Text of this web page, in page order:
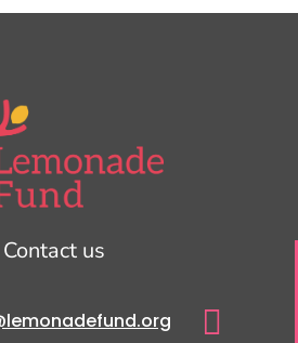
Contact us
